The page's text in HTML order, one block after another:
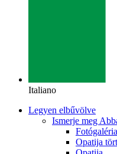
Italiano
Legyen elbűvölve
Ismerje meg
Fotógaléria
Opatija